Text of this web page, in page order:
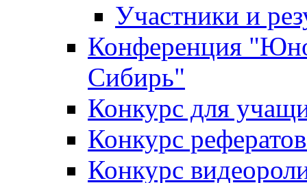
Участники и
Конференция
Сибирь"
Конкурс для
Конкурс
Конкурс